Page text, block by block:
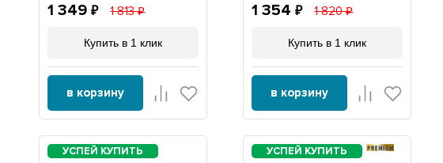
1 349 1 813
Купить в 1 клик
в корзину
1 354 1 820
Купить в 1 клик
в корзину
PREMIUM